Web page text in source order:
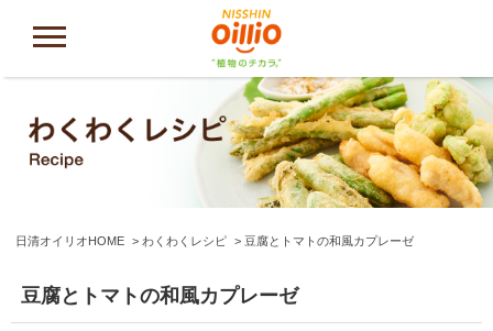
日清オイリオHOME わくわくレシピ 豆腐とトマトの和風カプレーゼ
豆腐とトマトの和風カプレーゼ